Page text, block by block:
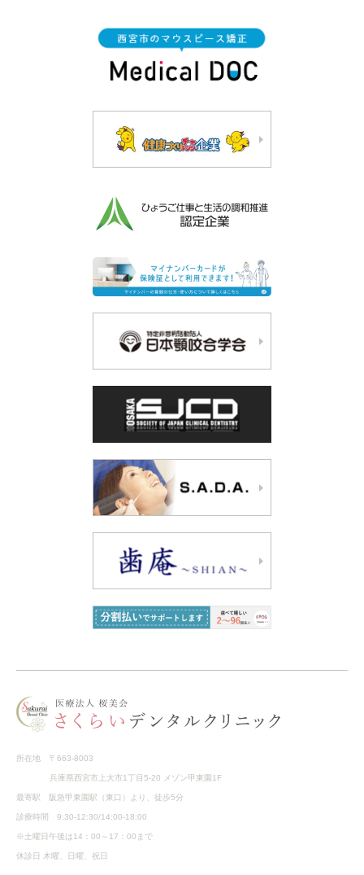
所在地 〒663-8003
兵庫県西宮市上大市1丁目5-20 メゾン甲東園1F
最寄駅 阪急甲東園駅（東口）より、徒歩5分
診療時間 9:30-12:30/14:00-18:00
※土曜日午後は14：00～17：00まで
休診日 木曜、日曜、祝日